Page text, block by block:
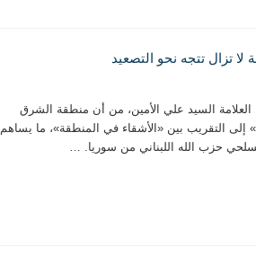
لا تزال تتجه نحو التصعيد
السيد علي الأمين، من أن منطقة الشرق
إلى التقريب بين «الأشقاء في المنطقة»، ما يساهم
حزب الله اللبناني من سوريا. …